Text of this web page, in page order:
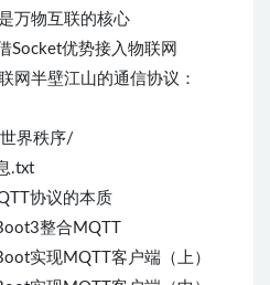
万物互联的核心
Socket优势接入物联网
半壁江山的通信协议：
界秩序/
.txt
协议的本质
整合MQTT
实现MQTT客户端（上）